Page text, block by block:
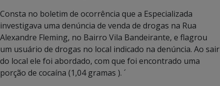
Consta no boletim de ocorrência que a Especializada
investigava uma denúncia de venda de drogas na Rua
Alexandre Fleming, no Bairro Vila Bandeirante, e flagrou
um usuário de drogas no local indicado na denúncia. Ao sair
do local ele foi abordado, com que foi encontrado uma
porção de cocaína (1,04 gramas ). ´